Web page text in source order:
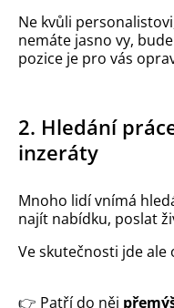
Ne kvůli
nemáte jasno vy,
pozice je pro vás
2. Hledání
inzeráty
Mnoho lidí vnímá
najít nabídku, poslat
Ve skutečnosti jde ale
👉 Patří do něj